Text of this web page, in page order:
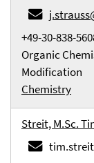
+49-30-838-
Organic
Modification
Chemistry
Streit, M.Sc.